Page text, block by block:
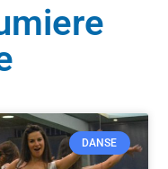
DANSE